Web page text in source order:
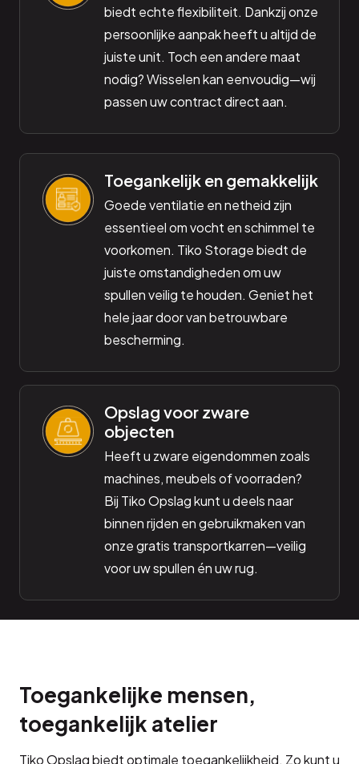
biedt echte flexibiliteit. Dankzij onze
persoonlijke aanpak heeft u altijd de
juiste unit. Toch een andere maat
nodig? Wisselen kan eenvoudig—wij
passen uw contract direct aan.
Toegankelijk en gemakkelijk
Goede ventilatie en netheid zijn
essentieel om vocht en schimmel te
voorkomen. Tiko Storage biedt de
juiste omstandigheden om uw
spullen veilig te houden. Geniet het
hele jaar door van betrouwbare
bescherming.
Opslag voor zware
objecten
Heeft u zware eigendommen zoals
machines, meubels of voorraden?
Bij Tiko Opslag kunt u deels naar
binnen rijden en gebruikmaken van
onze gratis transportkarren—veilig
voor uw spullen én uw rug.
Toegankelijke mensen,
toegankelijk atelier
Tiko Opslag biedt optimale toegankelijkheid. Zo kunt u